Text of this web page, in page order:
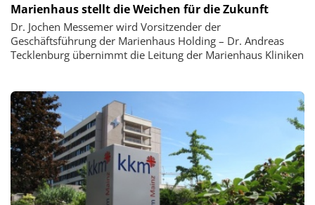
Marienhaus stellt die Weichen für die Zukunft
Dr. Jochen Messemer wird Vorsitzender der
Geschäftsführung der Marienhaus Holding – Dr. Andreas
Tecklenburg übernimmt die Leitung der Marienhaus Kliniken